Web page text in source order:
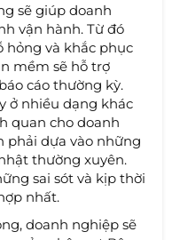
sẽ giúp doanh
vận hành. Từ đó
hỏng và khắc phục
mềm sẽ hỗ trợ
cáo thường kỳ.
ở nhiều dạng khác
quan cho doanh
phải dựa vào những
thường xuyên.
sai sót và kịp thời
nhất.
doanh nghiệp sẽ